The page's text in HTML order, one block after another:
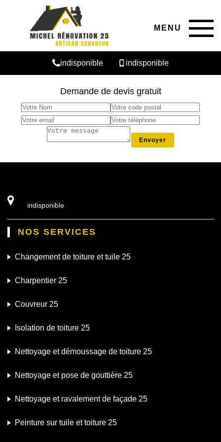
MENU
indisponible indisponible
Demande de devis gratuit
indisponible
NOS SERVICES
Changement de toiture et tuile 25
Charpentier 25
Couvreur 25
Isolation de toiture 25
Nettoyage et démoussage de toiture 25
Nettoyage et pose de gouttière 25
Nettoyage et ravalement de façade 25
Peinture sur tuile et toiture 25